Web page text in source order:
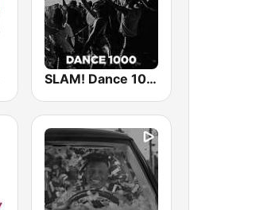
SLAM! Dance 1000